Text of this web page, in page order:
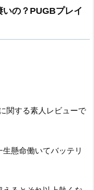
の？PUGBプレイ
関する素人レビューで
懸命働いてバッテリ